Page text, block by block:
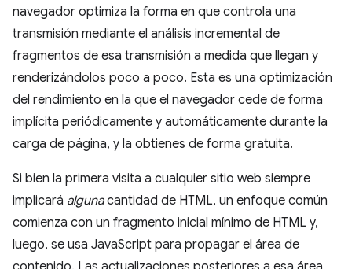
navegador optimiza la forma en que controla una
transmisión mediante el análisis incremental de
fragmentos de esa transmisión a medida que llegan y
renderizándolos poco a poco. Esta es una optimización
del rendimiento en la que el navegador cede de forma
implícita periódicamente y automáticamente durante la
carga de página, y la obtienes de forma gratuita.
Si bien la primera visita a cualquier sitio web siempre
implicará algunacantidad de HTML, un enfoque común
comienza con un fragmento inicial mínimo de HTML y,
luego, se usa JavaScript para propagar el área de